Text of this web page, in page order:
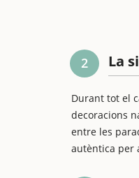
2 La
Durant tot el
decoracions
entre les
autèntica per